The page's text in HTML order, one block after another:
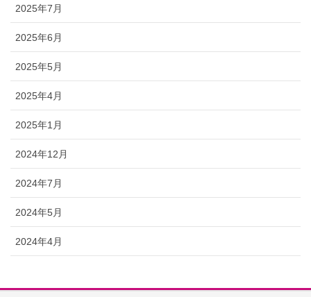
2025年7月
2025年6月
2025年5月
2025年4月
2025年1月
2024年12月
2024年7月
2024年5月
2024年4月